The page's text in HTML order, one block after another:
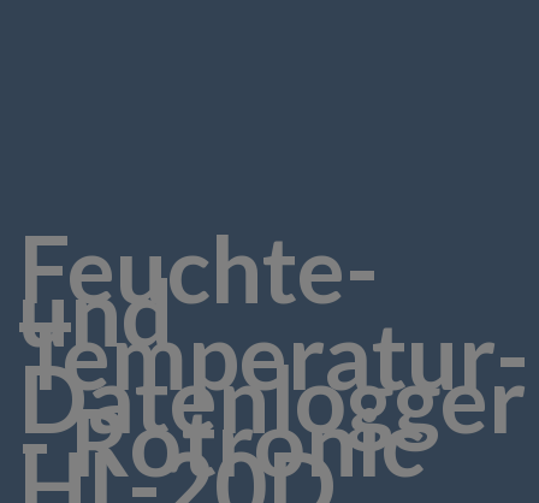
Feuchte-
und
Temperatur-
Datenlogger
- Rotronic